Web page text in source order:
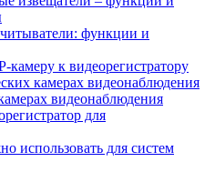
функции и
камеру к видеорегистратору
камерах видеонаблюдения
видеонаблюдения
для
использовать для систем